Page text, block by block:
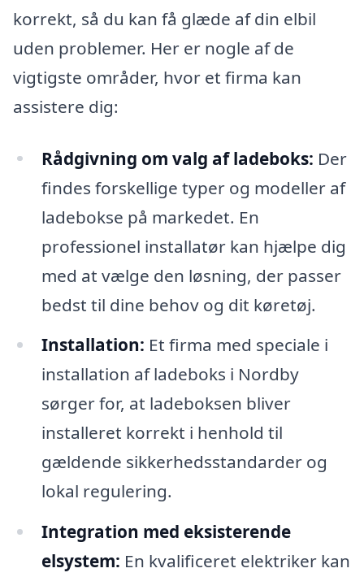
korrekt, så du kan få glæde af din elbil
uden problemer. Her er nogle af de
vigtigste områder, hvor et firma kan
assistere dig:
Rådgivning om valg af ladeboks: Der
findes forskellige typer og modeller af
ladebokse på markedet. En
professionel installatør kan hjælpe dig
med at vælge den løsning, der passer
bedst til dine behov og dit køretøj.
Installation: Et firma med speciale i
installation af ladeboks i Nordby
sørger for, at ladeboksen bliver
installeret korrekt i henhold til
gældende sikkerhedsstandarder og
lokal regulering.
Integration med eksisterende
elsystem: En kvalificeret elektriker kan